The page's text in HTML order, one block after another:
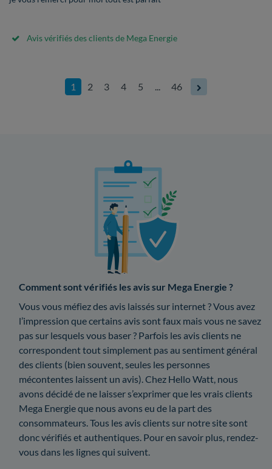
Avis vérifiés des clients de Mega Energie
1 2 3 4 5 ... 46
Comment sont vérifiés les avis sur Mega Energie ?
Vous vous méfiez des avis laissés sur internet ? Vous avez
l’impression que certains avis sont faux mais vous ne savez
pas sur lesquels vous baser ? Parfois les avis clients ne
correspondent tout simplement pas au sentiment général
des clients (bien souvent, seules les personnes
mécontentes laissent un avis). Chez Hello Watt, nous
avons décidé de ne laisser s’exprimer que les vrais clients
Mega Energie que nous avons eu de la part des
consommateurs. Tous les avis clients sur notre site sont
donc vérifiés et authentiques. Pour en savoir plus, rendez-
vous dans les lignes qui suivent.